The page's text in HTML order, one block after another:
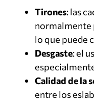
Tirones: las
normalmente
lo que puede
Desgaste: el
Calidad de la
entre los